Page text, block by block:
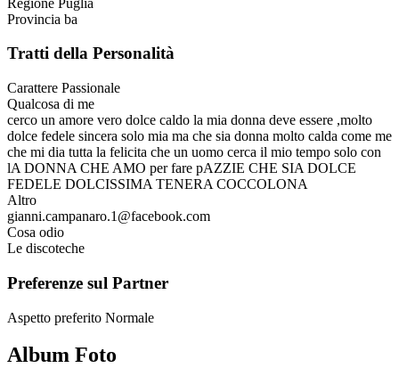
Provincia ba
Tratti della Personalità
Carattere Passionale
Qualcosa di me
cerco un amore vero dolce caldo la mia donna deve essere ,molto
dolce fedele sincera solo mia ma che sia donna molto calda come me
che mi dia tutta la felicita che un uomo cerca il mio tempo solo con
lA DONNA CHE AMO per fare pAZZIE CHE SIA DOLCE
FEDELE DOLCISSIMA TENERA COCCOLONA
Altro
gianni.campanaro.1@facebook.com
Cosa odio
Le discoteche
Preferenze sul Partner
Aspetto preferito Normale
Album Foto